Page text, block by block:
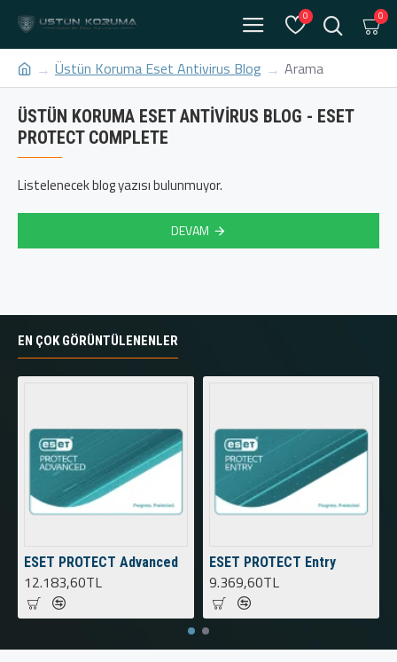
0 0
Üstün Koruma Eset Antivirus Blog Arama
ÜSTÜN KORUMA ESET ANTIVIRUS BLOG - ESET
PROTECT COMPLETE
Listelenecek blog yazısı bulunmuyor.
DEVAM
EN ÇOK GÖRÜNTÜLENENLER
ESET PROTECT Advanced
12.183,60TL
ESET PROTECT Entry
9.369,60TL